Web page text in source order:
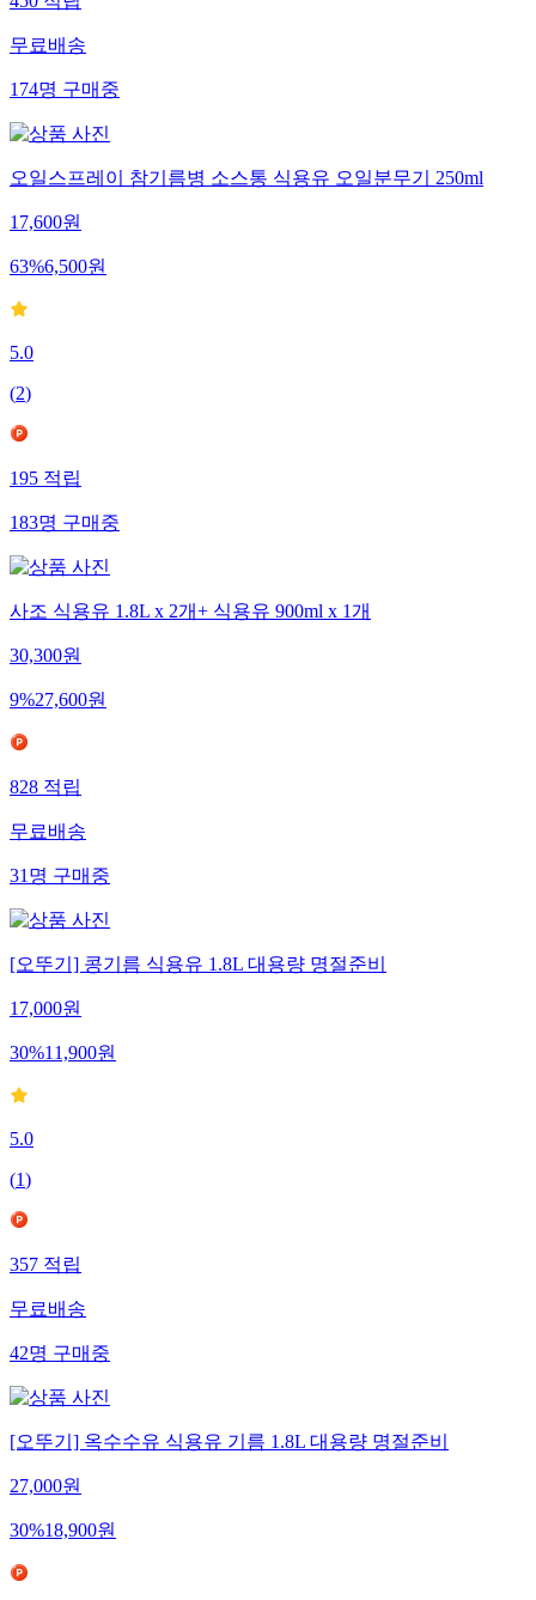
450적립
무료배송
174명구매중
오일스프레이 참기름병 소스통 식용유 오일분무기 250ml
17,600원
63%6,500원
5.0
(2)
195적립
183명구매중
사조 식용유 1.8L x 2개+ 식용유 900ml x 1개
30,300원
9%27,600원
828적립
무료배송
31명구매중
[오뚜기] 콩기름 식용유 1.8L 대용량 명절준비
17,000원
30%11,900원
5.0
(1)
357적립
무료배송
42명구매중
[오뚜기] 옥수수유 식용유 기름 1.8L 대용량 명절준비
27,000원
30%18,900원